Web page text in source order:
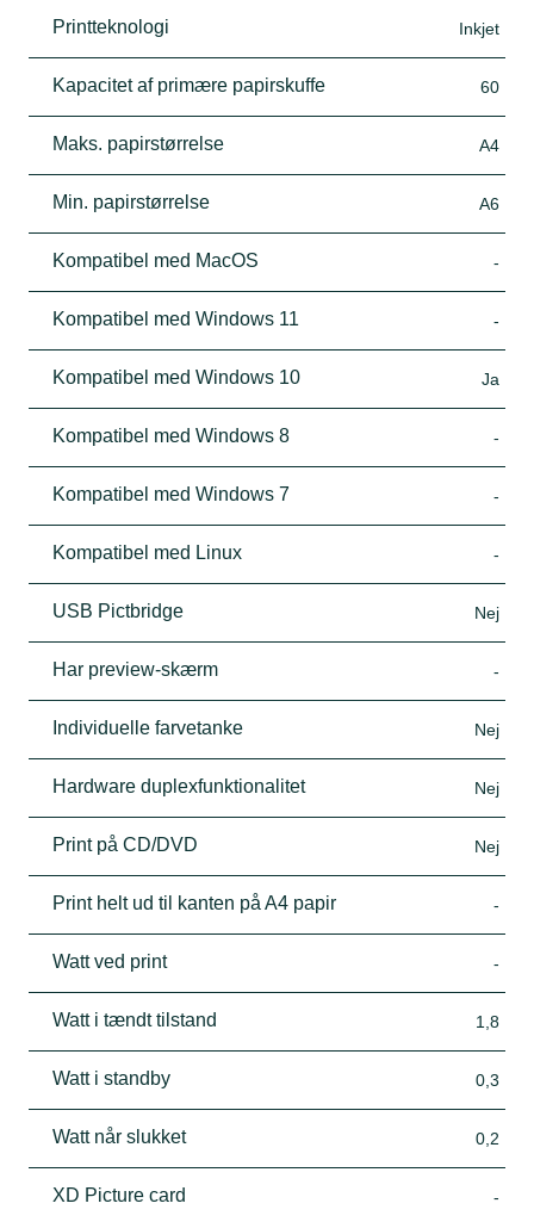
Printteknologi Inkjet
Kapacitet af primære papirskuffe 60
Maks. papirstørrelse A4
Min. papirstørrelse A6
Kompatibel med MacOS -
Kompatibel med Windows 11 -
Kompatibel med Windows 10 Ja
Kompatibel med Windows 8 -
Kompatibel med Windows 7 -
Kompatibel med Linux -
USB Pictbridge Nej
Har preview-skærm -
Individuelle farvetanke Nej
Hardware duplexfunktionalitet Nej
Print på CD/DVD Nej
Print helt ud til kanten på A4 papir -
Watt ved print -
Watt i tændt tilstand 1,8
Watt i standby 0,3
Watt når slukket 0,2
XD Picture card -